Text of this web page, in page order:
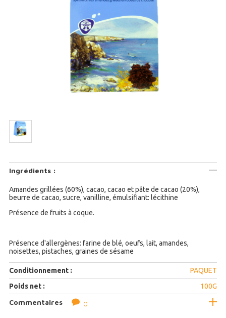
Ingrédients :
Amandes grillées (60%), cacao, cacao et pâte de cacao (20%),
beurre de cacao, sucre, vanilline, émulsifiant: lécithine
Présence de fruits à coque.
Présence d'allergènes: farine de blé, oeufs, lait, amandes,
noisettes, pistaches, graines de sésame
Conditionnement :
PAQUET
Poids net :
100G
Commentaires 0